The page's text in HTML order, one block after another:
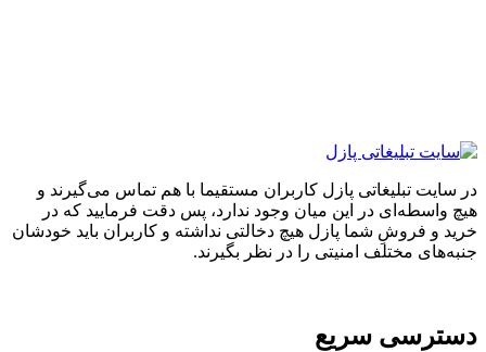
تبلیغاتی پازل کاربران مستقیما با هم تماس می‌گیرند و
در این میان وجود ندارد، پس دقت فرمایید که در
و فروشِ شما پازل هیچ دخالتی نداشته و کاربران باید خودشان
مختلف امنیتی را در نظر بگیرند.
سریع